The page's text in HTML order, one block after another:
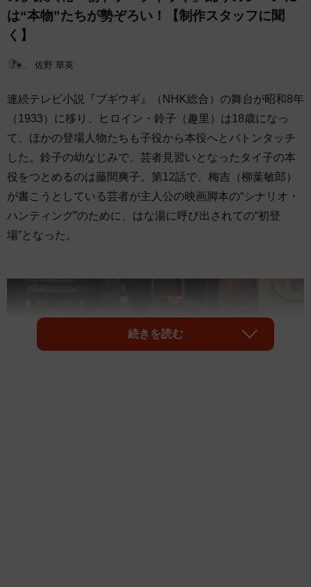
は“本物”たちが勢ぞろい！【制作スタッフに聞
く】
佐野 華英
連続テレビ小説『ブギウギ』（NHK総合）の舞台が昭和8年
（1933）に移り、ヒロイン・鈴子（趣里）は18歳になっ
て、ほかの登場人物たちも子役から本役へとバトンタッチ
した。鈴子の幼なじみで、芸者見習いとなったタイ子の本
役をつとめるのは藤間爽子。第12話で、梅吉（柳葉敏郎）
が書こうとしている芸者が主人公の映画脚本の“シナリオ・
ハンティング”のために、はな湯に呼び出されての“初登
場”となった。
続きを読む